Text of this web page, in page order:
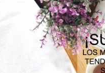
PÉLVICO EN LA
MENO...